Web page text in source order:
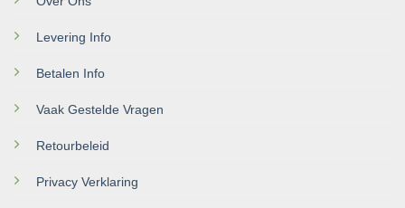
Levering Info
Betalen Info
Vaak Gestelde Vragen
Retourbeleid
Privacy Verklaring